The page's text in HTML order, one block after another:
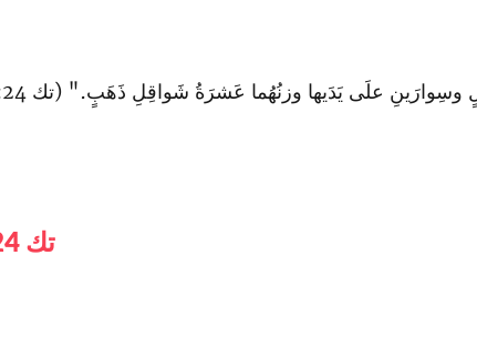
علَى يَدَيها وزنُهُما عَشرَةُ شَواقِلِ ذَهَبٍ." (تك 24: 22).
تك 24: 21